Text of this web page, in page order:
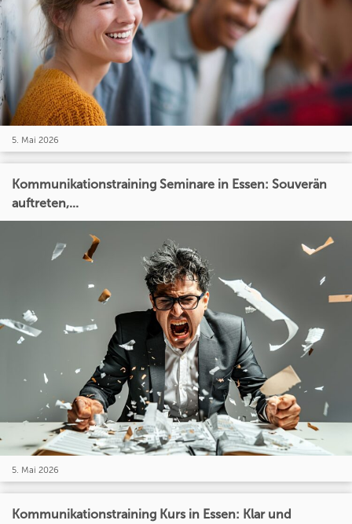
5. Mai 2026
Kommunikationstraining Seminare in Essen: Souverän
auftreten,...
5. Mai 2026
Kommunikationstraining Kurs in Essen: Klar und